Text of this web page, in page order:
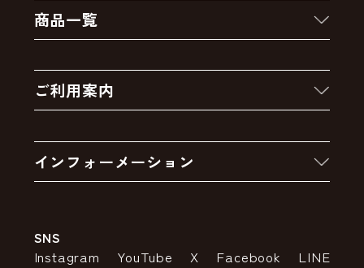
商品一覧
クーポン
卸販売・大量注文
アウトレットセール
ご利用案内
お支払いについて
インフォーメーション
特定商取引法の表示
SNS
Instagram YouTube X Facebook LINE